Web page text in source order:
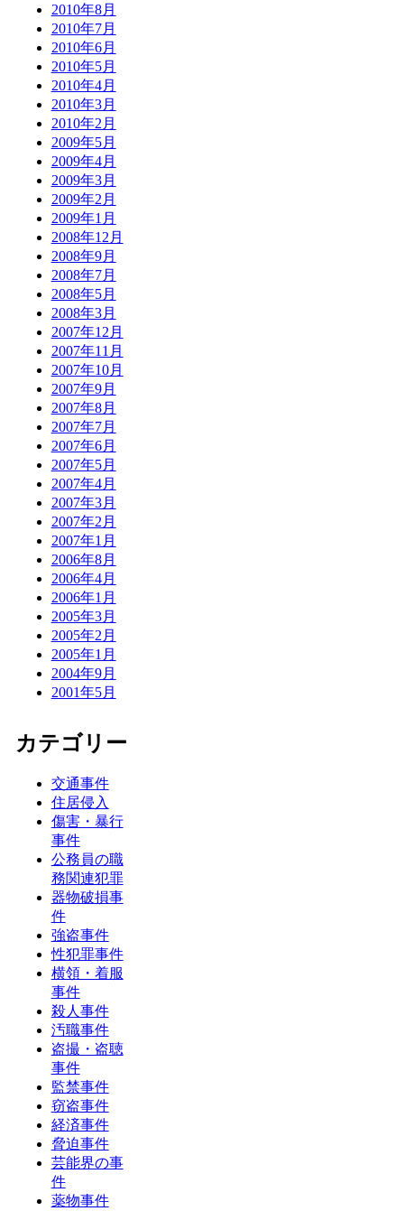
2010年8月
2010年7月
2010年6月
2010年5月
2010年4月
2010年3月
2010年2月
2009年5月
2009年4月
2009年3月
2009年2月
2009年1月
2008年12月
2008年9月
2008年7月
2008年5月
2008年3月
2007年12月
2007年11月
2007年10月
2007年9月
2007年8月
2007年7月
2007年6月
2007年5月
2007年4月
2007年3月
2007年2月
2007年1月
2006年8月
2006年4月
2006年1月
2005年3月
2005年2月
2005年1月
2004年9月
2001年5月
カテゴリー
交通事件
住居侵入
傷害・暴行
事件
公務員の職
務関連犯罪
器物破損事
件
強盗事件
性犯罪事件
横領・着服
事件
殺人事件
汚職事件
盗撮・盗聴
事件
監禁事件
窃盗事件
経済事件
脅迫事件
芸能界の事
件
薬物事件